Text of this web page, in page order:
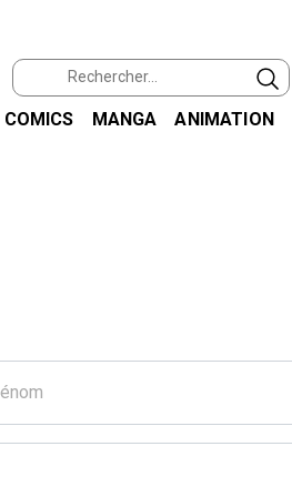
COMICS MANGA ANIMATION